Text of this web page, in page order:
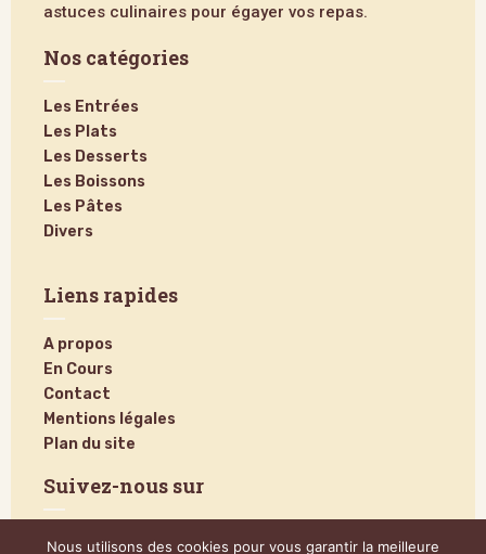
astuces culinaires pour égayer vos repas.
Nos catégories
Les Entrées
Les Plats
Les Desserts
Les Boissons
Les Pâtes
Divers
Liens rapides
A propos
En Cours
Contact
Mentions légales
Plan du site
Suivez-nous sur
Nous utilisons des cookies pour vous garantir la meilleure